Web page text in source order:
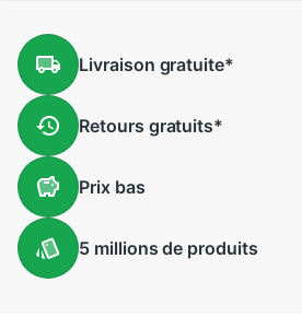
Livraison gratuite*
Retours gratuits*
Prix bas
5 millions de produits